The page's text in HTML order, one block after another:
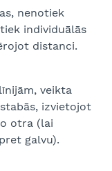
nenotiek
individuālās
distanci.
veikta
izvietojot
otra (lai
galvu).